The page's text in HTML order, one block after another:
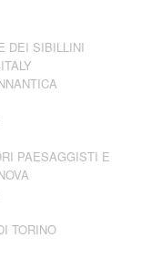
DEI SIBILLINI
PAESAGGISTI E
TORINO